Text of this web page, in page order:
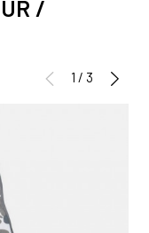
/
1 / 3